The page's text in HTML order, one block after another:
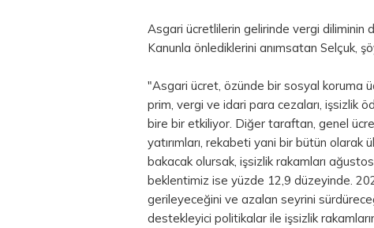
Asgari ücretlilerin gelirinde vergi diliminin
Kanunla önlediklerini anımsatan Selçuk,
"Asgari ücret, özünde bir sosyal koruma
prim, vergi ve idari para cezaları, işsizlik
bire bir etkiliyor. Diğer taraftan, genel
yatırımları, rekabeti yani bir bütün
bakacak olursak, işsizlik rakamları
beklentimiz ise yüzde 12,9 düzeyinde.
gerileyeceğini ve azalan seyrini
destekleyici politikalar ile işsizlik